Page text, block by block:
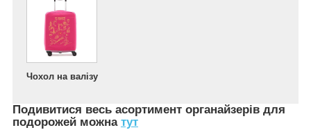
Чохол на валізу
Подивитися весь асортимент органайзерів для
подорожей можна тут